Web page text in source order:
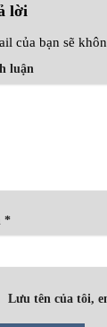
lời
của bạn sẽ
luận
*
Lưu tên của tôi,